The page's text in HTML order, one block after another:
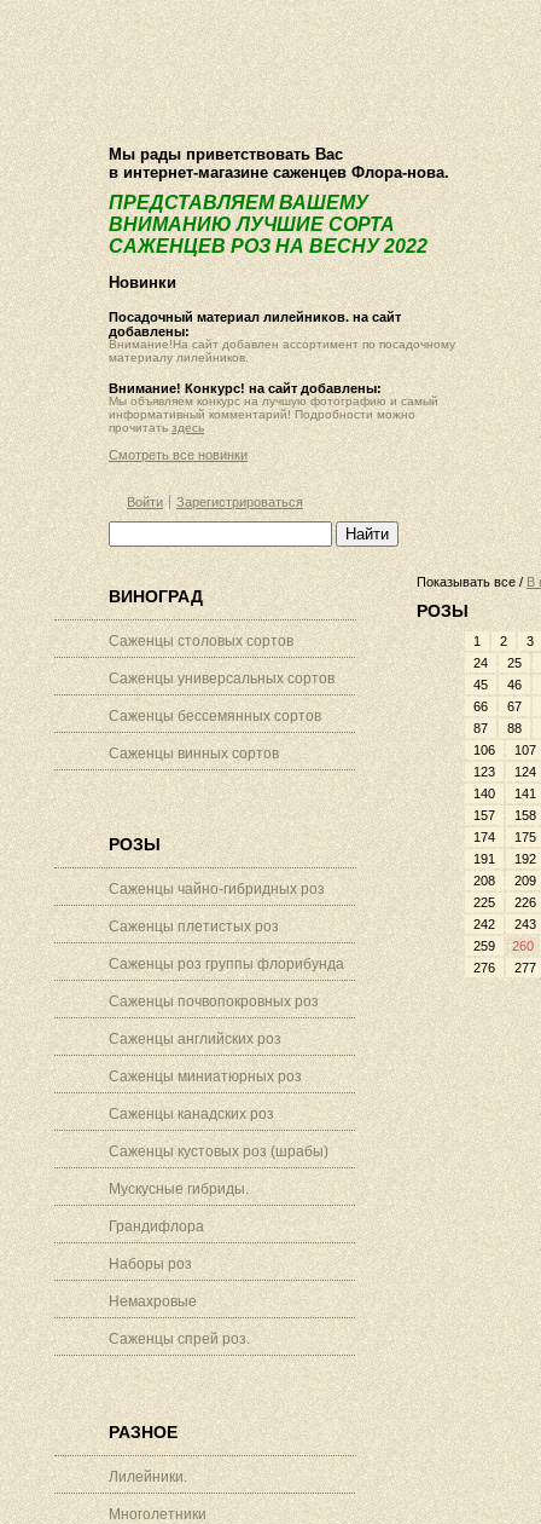
О компании Как купить Фотогалерея Статьи Опт
Мы рады приветствовать Вас
в интернет-магазине саженцев Флора-нова.
ПРЕДСТАВЛЯЕМ ВАШЕМУ
ВНИМАНИЮ ЛУЧШИЕ СОРТА
САЖЕНЦЕВ РОЗ НА ВЕСНУ 2022
Новинки
Посадочный материал лилейников. на сайт
добавлены:
Внимание!На сайт добавлен ассортимент по посадочному
материалу лилейников.
Внимание! Конкурс! на сайт добавлены:
Мы объявляем конкурс на лучшую фотографию и самый
информативный комментарий! Подробности можно
прочитать здесь
Смотреть все новинки
Войти Зарегистрироваться
ВИНОГРАД
Саженцы столовых сортов
Саженцы универсальных сортов
Саженцы бессемянных сортов
Саженцы винных сортов
РОЗЫ
Саженцы чайно-гибридных роз
Саженцы плетистых роз
Саженцы роз группы флорибунда
Саженцы почвопокровных роз
Саженцы английских роз
Саженцы миниатюрных роз
Саженцы канадских роз
Саженцы кустовых роз (шрабы)
Мускусные гибриды.
Грандифлора
Наборы роз
Немахровые
Саженцы спрей роз.
РАЗНОЕ
Лилейники.
Многолетники
Показывать все / В
РОЗЫ
1 2
3
24
25
45
46
66
67
87
88
106
107
123
124
140
141
157
158
174
175
191
192
208
209
225
226
242
243
259
260
276
277